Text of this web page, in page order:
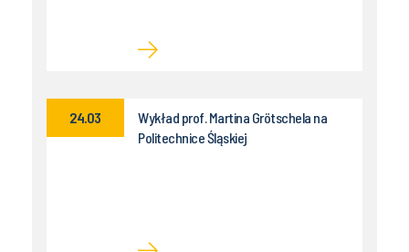
Wykład prof. Martina Grötschela na
Politechnice Śląskiej
24.03